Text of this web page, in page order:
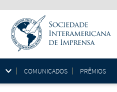
COMUNICADOS PRÊMIOS